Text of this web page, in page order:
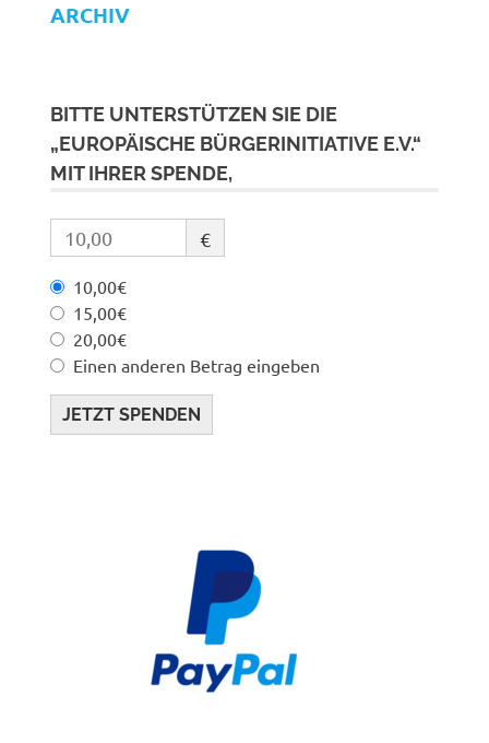
ARCHIV
BITTE UNTERSTÜTZEN SIE DIE
„EUROPÄISCHE BÜRGERINITIATIVE E.V.“
MIT IHRER SPENDE,
€
10,00€
15,00€
20,00€
Einen anderen Betrag eingeben
JETZT SPENDEN